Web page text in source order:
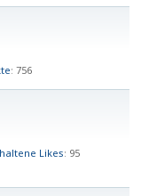
756
Likes 95